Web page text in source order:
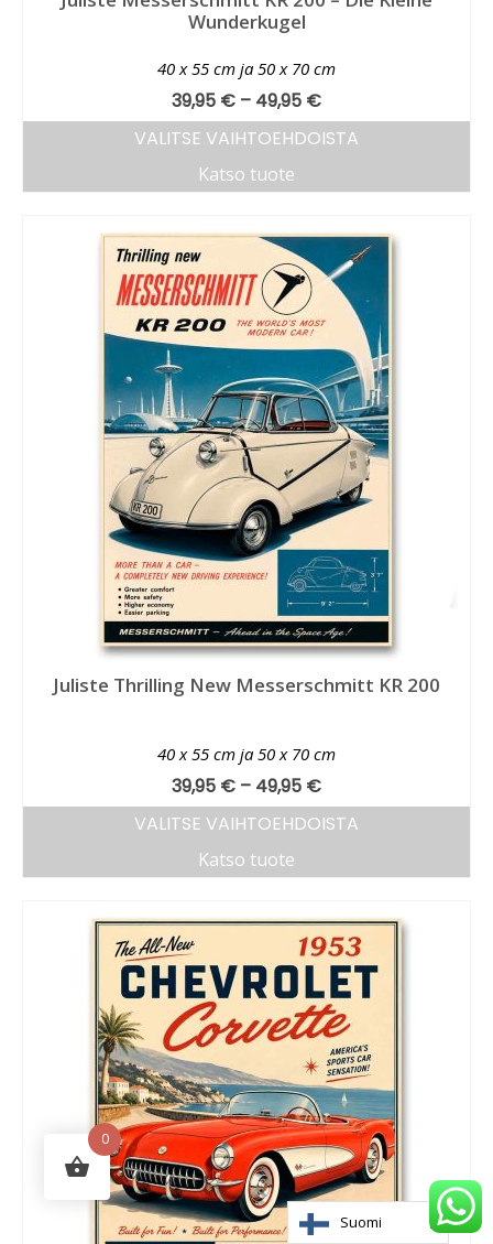
Wunderkugel
40 x 55 cm ja 50 x 70 cm
39,95 € – 49,95 €
VALITSE VAIHTOEHDOISTA
Katso tuote
Juliste Thrilling New Messerschmitt KR 200
40 x 55 cm ja 50 x 70 cm
39,95 € – 49,95 €
VALITSE VAIHTOEHDOISTA
Katso tuote
0
Suomi